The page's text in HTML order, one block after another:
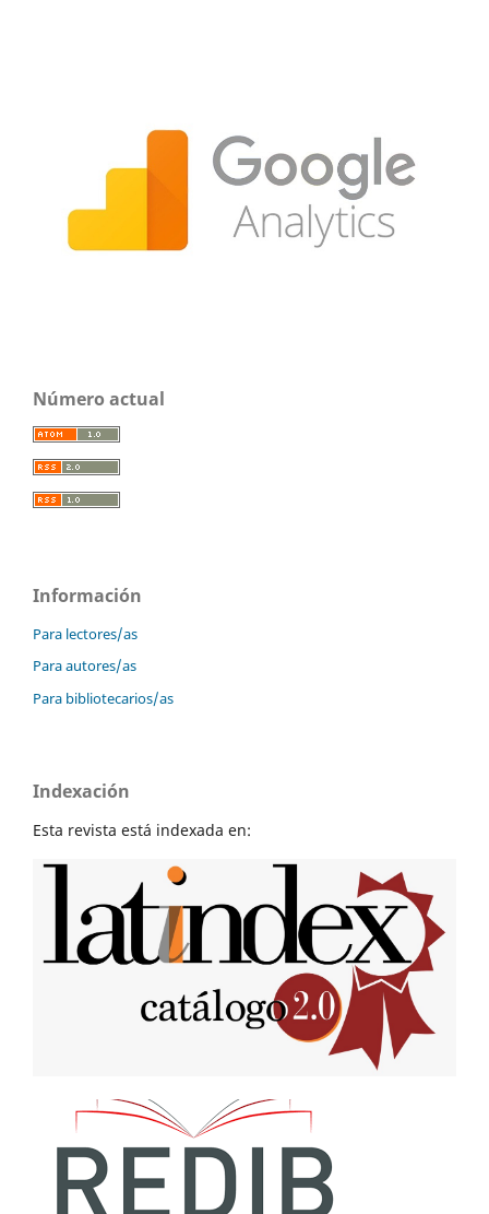
Número actual
Información
Para lectores/as
Para autores/as
Para bibliotecarios/as
Indexación
Esta revista está indexada en: